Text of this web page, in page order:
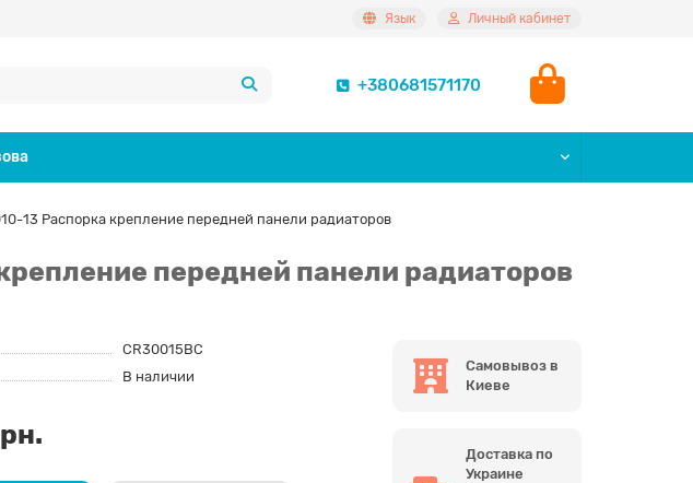
Язык Личный кабинет
+380681571170
13 Распорка крепление передней панели радиаторов
передней панели радиаторов
CR30015BC
В наличии
Самовывоз в
Киеве
Доставка по
Украине